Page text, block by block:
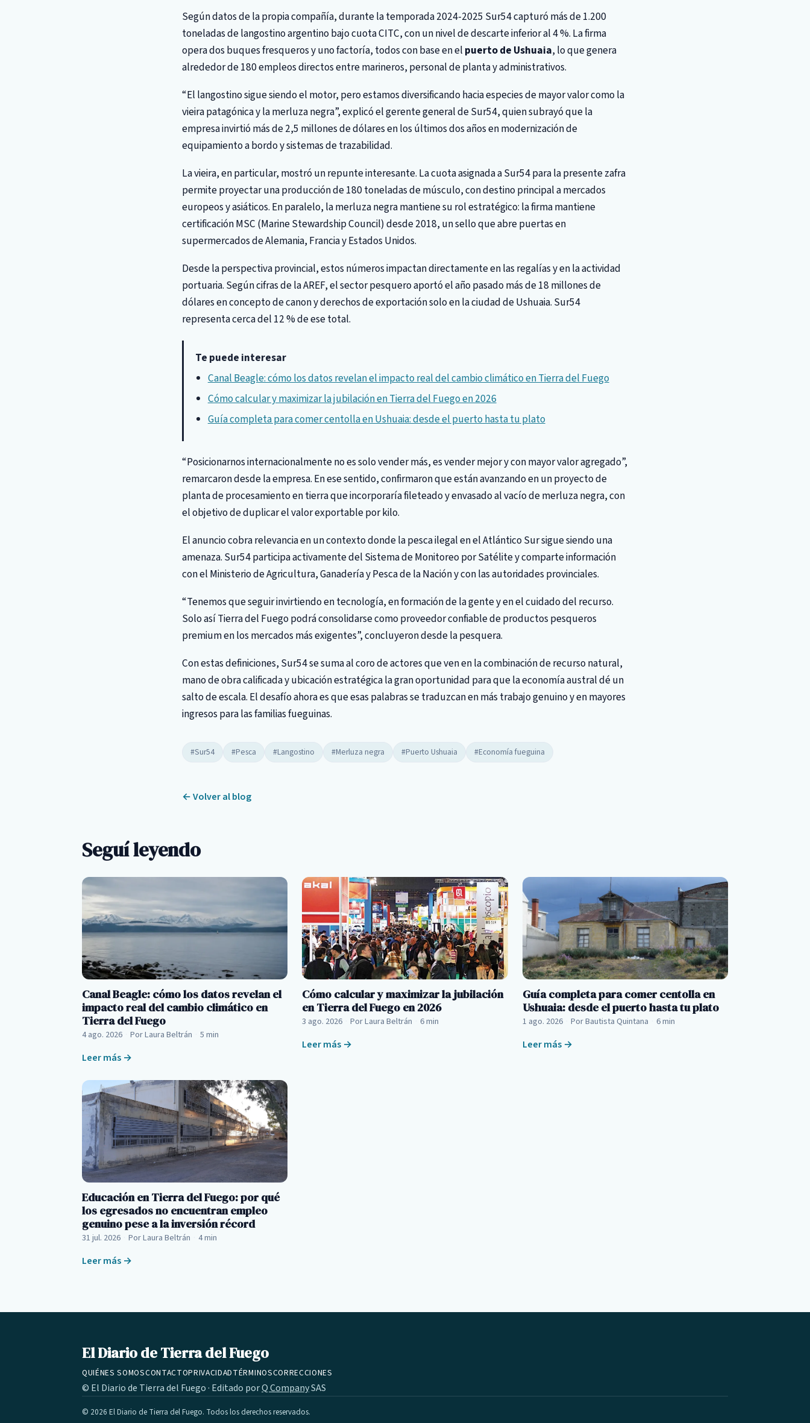
Según datos de la propia compañía, durante la temporada 2024-2025 Sur54 capturó más de 1.200
toneladas de langostino argentino bajo cuota CITC, con un nivel de descarte inferior al 4 %. La firma
opera dos buques fresqueros y uno factoría, todos con base en el puerto de Ushuaia, lo que genera
alrededor de 180 empleos directos entre marineros, personal de planta y administrativos.
“El langostino sigue siendo el motor, pero estamos diversificando hacia especies de mayor valor como la
vieira patagónica y la merluza negra”, explicó el gerente general de Sur54, quien subrayó que la
empresa invirtió más de 2,5 millones de dólares en los últimos dos años en modernización de
equipamiento a bordo y sistemas de trazabilidad.
La vieira, en particular, mostró un repunte interesante. La cuota asignada a Sur54 para la presente zafra
permite proyectar una producción de 180 toneladas de músculo, con destino principal a mercados
europeos y asiáticos. En paralelo, la merluza negra mantiene su rol estratégico: la firma mantiene
certificación MSC (Marine Stewardship Council) desde 2018, un sello que abre puertas en
supermercados de Alemania, Francia y Estados Unidos.
Desde la perspectiva provincial, estos números impactan directamente en las regalías y en la actividad
portuaria. Según cifras de la AREF, el sector pesquero aportó el año pasado más de 18 millones de
dólares en concepto de canon y derechos de exportación solo en la ciudad de Ushuaia. Sur54
representa cerca del 12 % de ese total.
Te puede interesar
Canal Beagle: cómo los datos revelan el impacto real del cambio climático en Tierra del Fuego
Cómo calcular y maximizar la jubilación en Tierra del Fuego en 2026
Guía completa para comer centolla en Ushuaia: desde el puerto hasta tu plato
“Posicionarnos internacionalmente no es solo vender más, es vender mejor y con mayor valor agregado”,
remarcaron desde la empresa. En ese sentido, confirmaron que están avanzando en un proyecto de
planta de procesamiento en tierra que incorporaría fileteado y envasado al vacío de merluza negra, con
el objetivo de duplicar el valor exportable por kilo.
El anuncio cobra relevancia en un contexto donde la pesca ilegal en el Atlántico Sur sigue siendo una
amenaza. Sur54 participa activamente del Sistema de Monitoreo por Satélite y comparte información
con el Ministerio de Agricultura, Ganadería y Pesca de la Nación y con las autoridades provinciales.
“Tenemos que seguir invirtiendo en tecnología, en formación de la gente y en el cuidado del recurso.
Solo así Tierra del Fuego podrá consolidarse como proveedor confiable de productos pesqueros
premium en los mercados más exigentes”, concluyeron desde la pesquera.
Con estas definiciones, Sur54 se suma al coro de actores que ven en la combinación de recurso natural,
mano de obra calificada y ubicación estratégica la gran oportunidad para que la economía austral dé un
salto de escala. El desafío ahora es que esas palabras se traduzcan en más trabajo genuino y en mayores
ingresos para las familias fueguinas.
#Sur54 #Pesca #Langostino #Merluza negra #Puerto Ushuaia #Economía fueguina
← Volver al blog
Seguí leyendo
Canal Beagle: cómo los datos revelan el
impacto real del cambio climático en
Tierra del Fuego
4 ago. 2026 Por Laura Beltrán 5 min
Leer más →
Cómo calcular y maximizar la jubilación
en Tierra del Fuego en 2026
3 ago. 2026 Por Laura Beltrán 6 min
Leer más →
Guía completa para comer centolla en
Ushuaia: desde el puerto hasta tu plato
1 ago. 2026 Por Bautista Quintana 6 min
Leer más →
Educación en Tierra del Fuego: por qué
los egresados no encuentran empleo
genuino pese a la inversión récord
31 jul. 2026 Por Laura Beltrán 4 min
Leer más →
El Diario de Tierra del Fuego
QUIÉNES SOMOSCONTACTOPRIVACIDADTÉRMINOSCORRECCIONES
© El Diario de Tierra del Fuego · Editado porQ CompanySAS
© 2026 El Diario de Tierra del Fuego. Todos los derechos reservados.